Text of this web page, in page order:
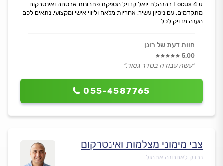
055-4587765
Focus 4 u בהנהלת יואל קדויל מספקת פתרונות אבטחה ואינטרקום
מתקדמים. עם ניסיון עשיר, אחריות מלאה וליווי אישי ומקצועי, נתאים לכם
מענה מדויק לכל...
חוות דעת של רונן
5.00
״עשה עבודה בסדר גמור.״
צבי מימוני מצלמות ואינטרקום
נבדק לאחרונה אתמול